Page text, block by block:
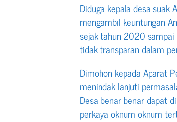
Diduga kepala desa suak
mengambil keuntungan
sejak tahun 2020
tidak transparan dalam
Dimohon kepada Aparat
menindak lanjuti
Desa benar benar dapat
perkaya oknum oknum